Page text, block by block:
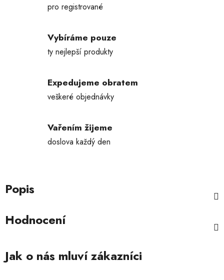
pro registrované
Vybíráme pouze
ty nejlepší produkty
Expedujeme obratem
veškeré objednávky
Vařením žijeme
doslova každý den
Popis
Hodnocení